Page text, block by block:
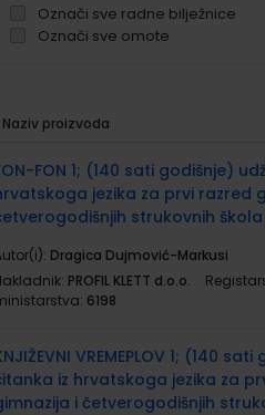
Označi sve radne bilježnice
Označi sve omote
Naziv proizvoda
FON 1; (140 sati godišnje)
jezika za prvi razred
strukovnih škola
Dragica Dujmović-Markusi
PROFIL KLETT d.o.o.
6198
VREMEPLOV 1; (140
iz hrvatskoga jezika za
i četverogodišnjih